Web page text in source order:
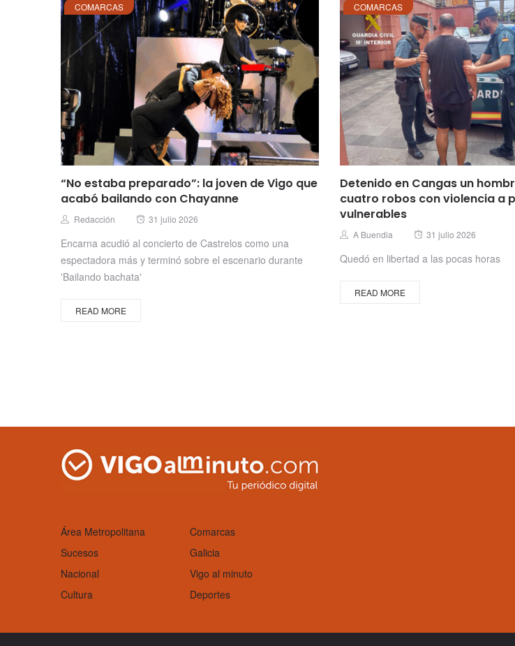
COMARCAS
“No estaba preparado”: la joven de Vigo que
acabó bailando con Chayanne
Author
Redacción
Posted
31 julio 2026
Encarna acudió al concierto de Castrelos como una
espectadora más y terminó sobre el escenario durante
'Bailando bachata'
READ MORE
COMARCAS
Detenido en Cangas un
cuatro robos con violencia a
vulnerables
Author
A Buendia
Posted
31 julio 2026
Quedó en libertad a las pocas horas
READ MORE
Área Metropolitana
Comarcas
Sucesos
Galicia
Nacional
Vigo al minuto
Cultura
Deportes